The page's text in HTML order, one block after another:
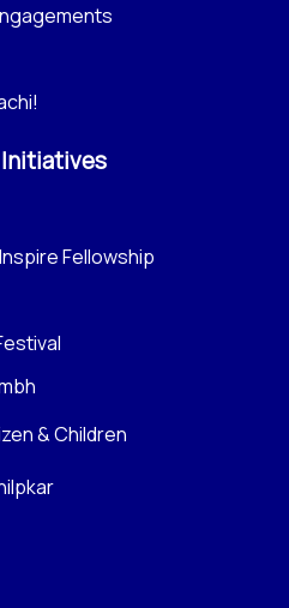
Fellowship
& Children